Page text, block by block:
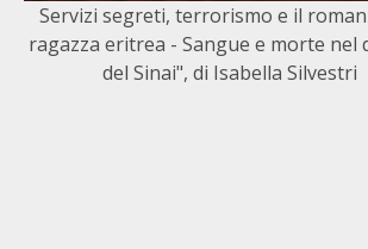
Servizi segreti, terrorismo e il
ragazza eritrea - Sangue e morte nel
del Sinai", di Isabella Silvestri